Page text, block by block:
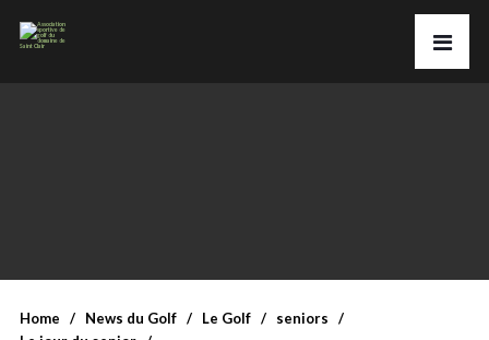
Home News du Golf Le Golf
seniors